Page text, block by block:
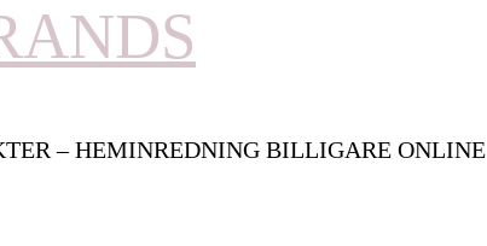
– HEMINREDNING BILLIGARE ONLINE